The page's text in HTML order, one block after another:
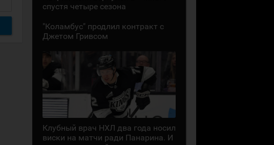
спустя четыре сезона
"Коламбус" продлил контракт с
Джетом Гривсом
Клубный врач НХЛ два года носил
виски на матчи ради Панарина. И